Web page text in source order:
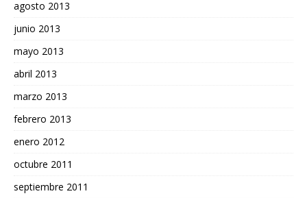
agosto 2013
junio 2013
mayo 2013
abril 2013
marzo 2013
febrero 2013
enero 2012
octubre 2011
septiembre 2011